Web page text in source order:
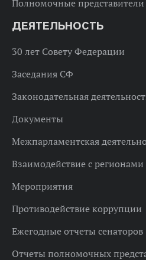
Полномочные
ДЕЯТЕЛЬНОСТЬ
30 лет Совету Федерации
Заседания СФ
Законодательная
Документы
Межпарламентская
Взаимодействие с регионами
Мероприятия
Противодействие коррупции
Ежегодные отчеты сенаторов
Отчеты полномочных